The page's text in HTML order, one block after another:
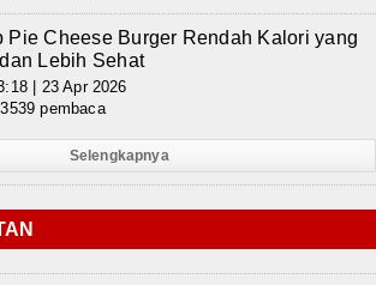
Pie Cheese Burger Rendah Kalori yang
Lebih Sehat
| 23 Apr 2026
pembaca
Selengkapnya